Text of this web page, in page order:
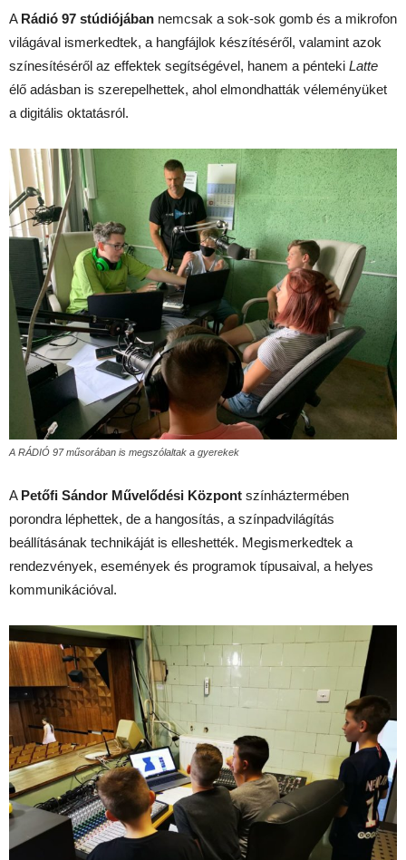
A Rádió 97 stúdiójában nemcsak a sok-sok gomb és a mikrofon
világával ismerkedtek, a hangfájlok készítéséről, valamint azok
színesítéséről az effektek segítségével, hanem a pénteki Latte
élő adásban is szerepelhettek, ahol elmondhatták véleményüket
a digitális oktatásról.
A RÁDIÓ 97 műsorában is megszólaltak a gyerekek
A Petőfi Sándor Művelődési Központ színháztermében
porondra léphettek, de a hangosítás, a színpadvilágítás
beállításának technikáját is elleshették. Megismerkedtek a
rendezvények, események és programok típusaival, a helyes
kommunikációval.